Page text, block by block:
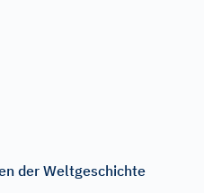
der Weltgeschichte